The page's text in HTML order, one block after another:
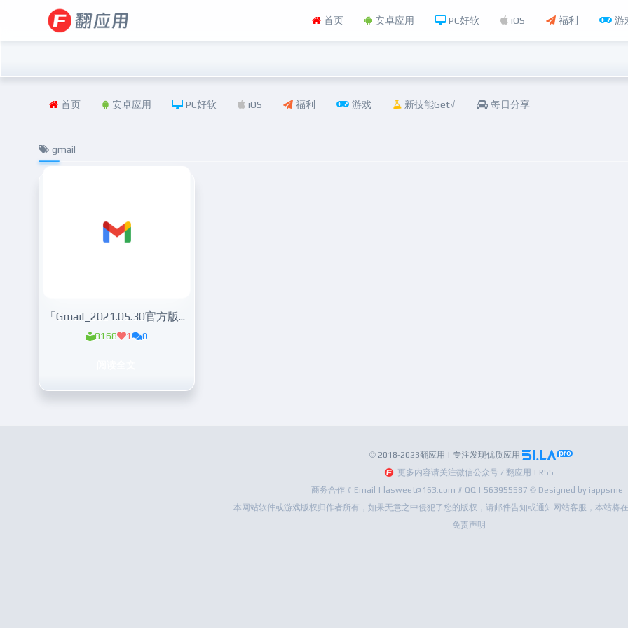
首页 安卓应用 PC好软 iOS 福利 游
首页 安卓应用 PC好软 iOS 福利 游戏 新技能Get√ 每日分享
gmail
「Gmail_2021.05.30官方版」高颜值邮箱
8168 1 0
© 2018-2023翻应用 | 专注发现优质应用
更多内容请关注微信公众号 / 翻应用 | RSS
商务合作 # Email | lasweet@163.com # QQ | 563955587 © Designed by iappsme
本网站软件或游戏版权归作者所有，如果无意之中侵犯了您的版权，请邮件告知或通知网站客服，本站将在
免责声明